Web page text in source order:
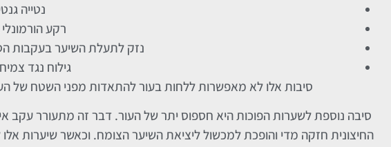
נטייה
רקע הורמונלי
נזק לתעלת השיער בעקבות
גילוח נגד
סיבות אלו לא מאפשרות ללחות בעור להתאדות מפני השטח של
סיבה נוספת לשערות הפוכות היא חספוס יתר של העור. דבר זה מתעורר
החיצונית חזקה מדי והופכת למכשול ליציאת השיער הצומח. וכאשר שיערות